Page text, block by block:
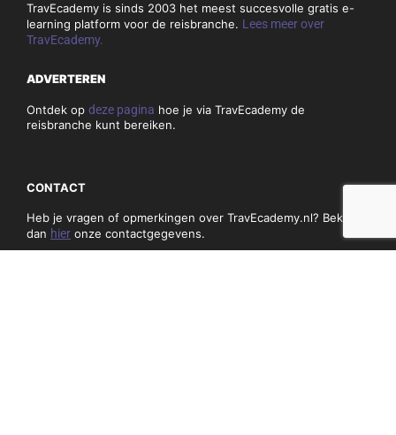
TravEcademy is sinds 2003 het meest succesvolle gratis e-
learning platform voor de reisbranche. Lees meer over
TravEcademy.
ADVERTEREN
Ontdek op deze pagina hoe je via TravEcademy de
reisbranche kunt bereiken.
CONTACT
Heb je vragen of opmerkingen over TravEcademy.nl? Bekijk
dan hier onze contactgegevens.